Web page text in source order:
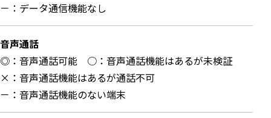
－：データ通信機能なし
音声通話
◎：音声通話可能 ○：音声通話機能はあるが未検証
×：音声通話機能はあるが通話不可
－：音声通話機能のない端末